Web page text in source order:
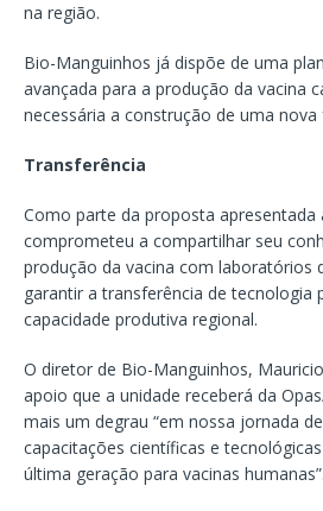
na região.
Bio-Manguinhos já dispõe de uma
avançada para a produção da vacina
necessária a construção de uma nova
Transferência
Como parte da proposta apresentada
comprometeu a compartilhar seu
produção da vacina com laboratórios
garantir a transferência de tecnologia
capacidade produtiva regional.
O diretor de Bio-Manguinhos,
apoio que a unidade receberá da
mais um degrau “em nossa jornada
capacitações científicas e
última geração para vacinas humanas”.